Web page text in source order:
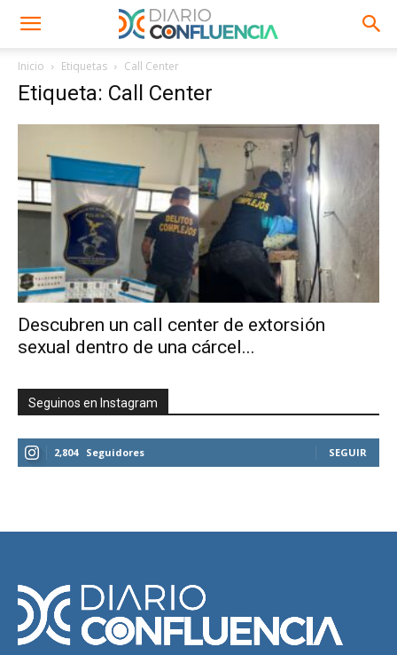
Inicio Etiquetas Call Center
Etiqueta: Call Center
Descubren un call center de extorsión
sexual dentro de una cárcel...
Seguinos en Instagram
2,804 Seguidores SEGUIR